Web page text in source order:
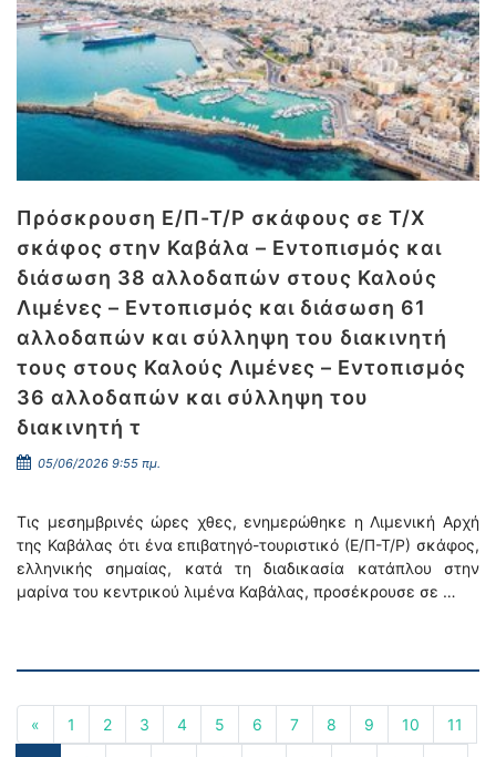
Πρόσκρουση Ε/Π-Τ/Ρ σκάφους σε Τ/Χ
σκάφος στην Καβάλα – Εντοπισμός και
διάσωση 38 αλλοδαπών στους Καλούς
Λιμένες – Εντοπισμός και διάσωση 61
αλλοδαπών και σύλληψη του διακινητή
τους στους Καλούς Λιμένες – Εντοπισμός
36 αλλοδαπών και σύλληψη του
διακινητή τ
05/06/2026 9:55 πμ.
Τις μεσημβρινές ώρες χθες, ενημερώθηκε η Λιμενική Αρχή
της Καβάλας ότι ένα επιβατηγό-τουριστικό (Ε/Π-Τ/Ρ) σκάφος,
ελληνικής σημαίας, κατά τη διαδικασία κατάπλου στην
μαρίνα του κεντρικού λιμένα Καβάλας, προσέκρουσε σε …
« 1 2 3 4 5 6 7 8 9 10 11